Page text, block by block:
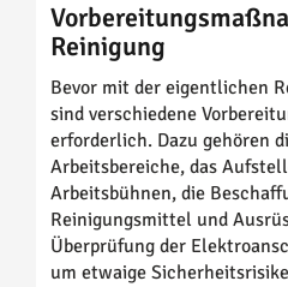
Reinigung
Bevor mit der eigentlichen
sind verschiedene
erforderlich. Dazu gehören
Arbeitsbereiche, das
Arbeitsbühnen, die
Reinigungsmittel und
Überprüfung der
um etwaige